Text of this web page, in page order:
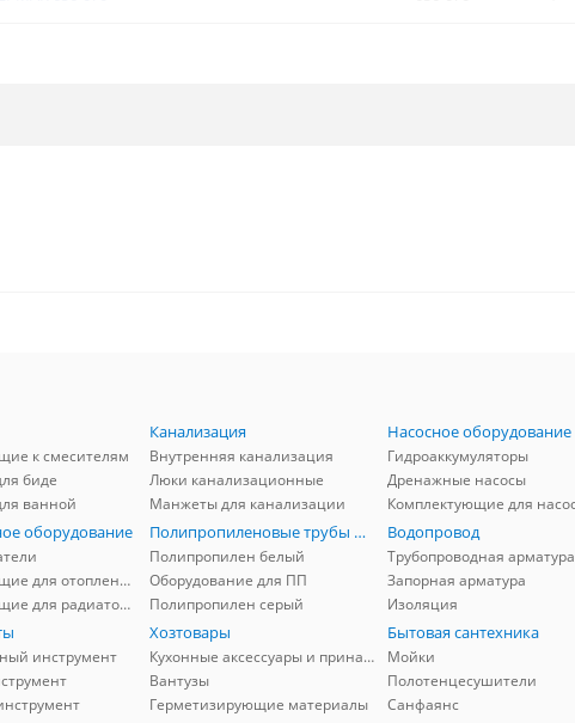
к смесителям
биде
ванной
Канализация
Внутренняя канализация
Люки канализационные
Манжеты для канализации
Насосное оборудование
Гидроаккумуляторы
Дренажные насосы
оборудование
Комплектующие для отопления
Комплектующие для радиаторов
Полипропиленовые трубы и фитинги
Полипропилен белый
Оборудование для ПП
Полипропилен серый
Водопровод
Трубопроводная арматура
Запорная арматура
Изоляция
инструмент
Хозтовары
Кухонные аксессуары и принадлежности
Вантузы
Герметизирующие материалы
Бытовая сантехника
Мойки
Полотенцесушители
Санфаянс